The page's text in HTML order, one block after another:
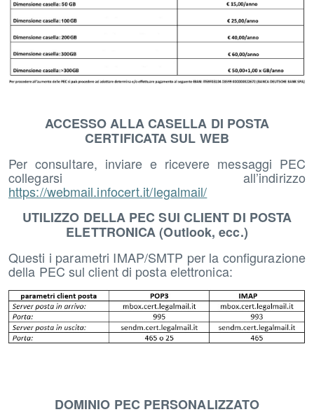
ACCESSO ALLA CASELLA DI POSTA
CERTIFICATA SUL WEB
Per consultare, inviare e ricevere messaggi PEC
collegarsi all’indirizzo
https://webmail.infocert.it/legalmail/
UTILIZZO DELLA PEC SUI CLIENT DI POSTA
ELETTRONICA (Outlook, ecc.)
Questi i parametri IMAP/SMTP per la configurazione
della PEC sul client di posta elettronica:
DOMINIO PEC PERSONALIZZATO